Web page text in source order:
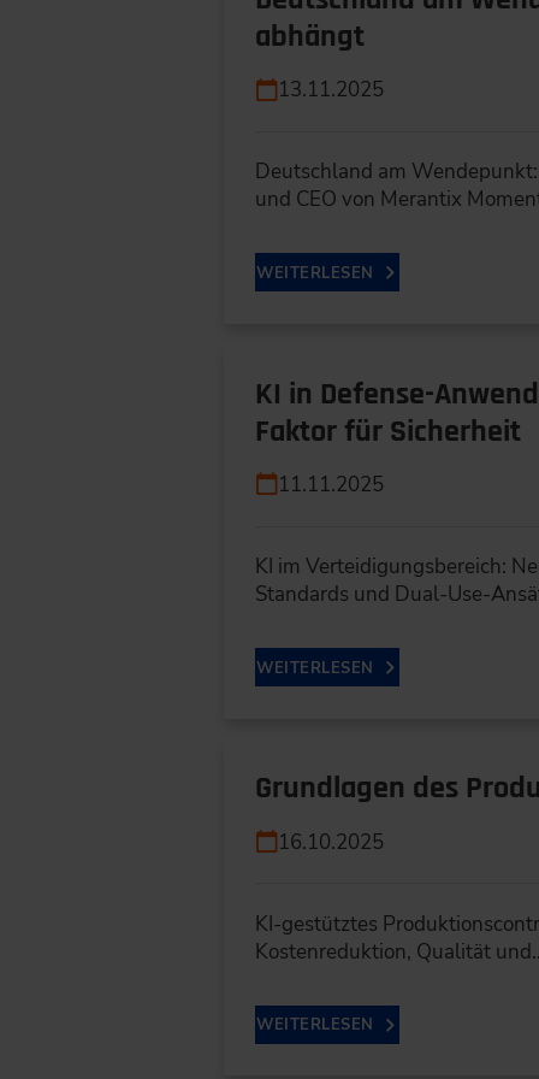
abhängt
13.11.2025
Deutschland am
und CEO von Merantix
WEITERLESEN
KI in Defense-
Faktor für Sicherheit
11.11.2025
KI im Verteidigungsbereich:
Standards und Dual-Use-
WEITERLESEN
Grundlagen des
16.10.2025
KI-gestütztes
Kostenreduktion, Qualität
WEITERLESEN